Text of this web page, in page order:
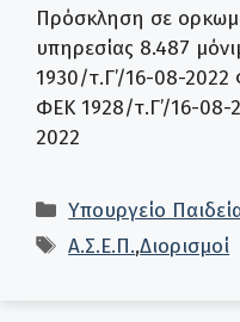
Πρόσκληση σε
υπηρεσίας 8.487
1930/τ.Γ’/16-08-2022
ΦΕΚ 1928/τ.Γ’/16-08-
2022
Κατηγορίες
Υπουργείο
Ετικέτες
Α.Σ.Ε.Π.,Διορισμοί